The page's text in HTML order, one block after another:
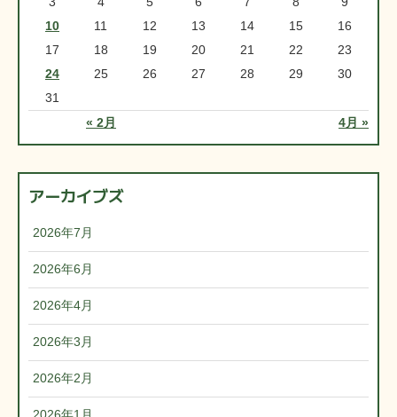
« 2月 4月 »
10
11 12 13 14 15
16
17
18 19 20 21 22
23
24
25 26 27 28 29
30
31
アーカイブズ
2026年7月
2026年6月
2026年4月
2026年3月
2026年2月